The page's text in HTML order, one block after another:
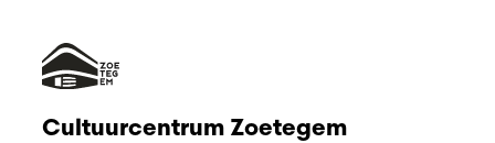
Cultuurcentrum Zoetegem